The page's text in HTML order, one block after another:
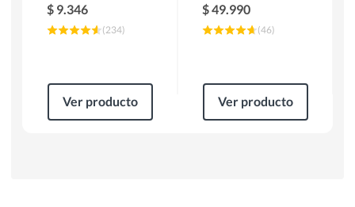
$ 9.346
(234)
Ver producto
$49.990
(46)
Ver producto